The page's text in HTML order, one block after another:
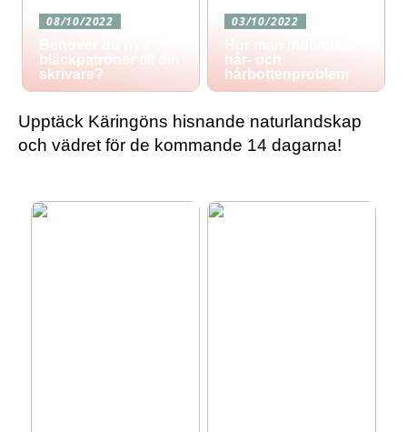
08/10/2022
bläckpatroner till din
skrivare?
03/10/2022
Hur man motverkar
hår- och
hårbottenproblem
Upptäck Käringöns hisnande naturlandskap
och vädret för de kommande 14 dagarna!